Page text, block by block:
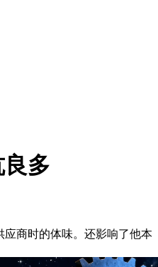
多
商时的体味。还影响了他本